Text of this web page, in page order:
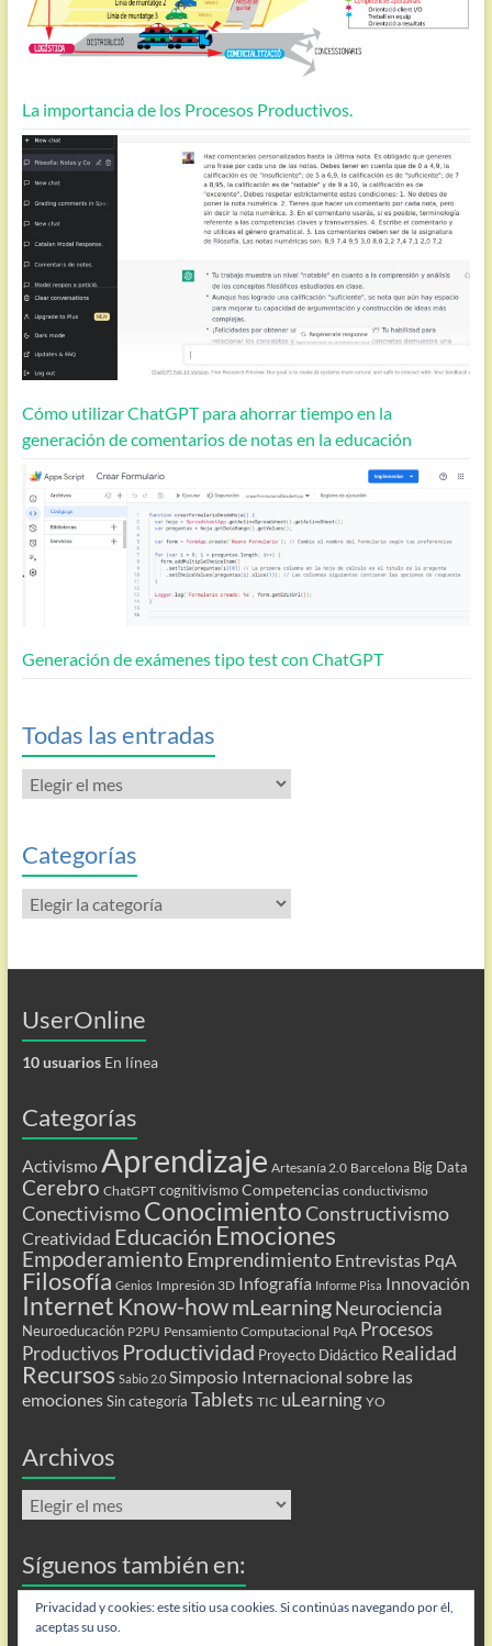
La importancia de los Procesos Productivos.
Cómo utilizar ChatGPT para ahorrar tiempo en la
generación de comentarios de notas en la educación
Generación de exámenes tipo test con ChatGPT
Todas las entradas
Todas
las
Categorías
Categorías
UserOnline
10 usuariosEn línea
Categorías
Activismo Aprendizaje Artesanía 2.0 Barcelona Big Data
Cerebro ChatGPT cognitivismo Competencias conductivismo
ConectivismoConocimientoConstructivismo
Creatividad Educación Emociones
Empoderamiento Emprendimiento Entrevistas PqA
Filosofía Genios Impresión 3D Infografía Informe Pisa Innovación
Internet Know-howmLearning Neurociencia
Neuroeducación P2PU Pensamiento Computacional PqA Procesos
Productivos Productividad Proyecto Didáctico Realidad
Recursos Sabio 2.0 Simposio Internacional sobre las
emociones Sin categoría Tablets TIC uLearning YO
Archivos
Archivos
Síguenos también en:
Flip
Privacidad y cookies: este sitio usa cookies. Si continúas navegando por él,
aceptas su uso.